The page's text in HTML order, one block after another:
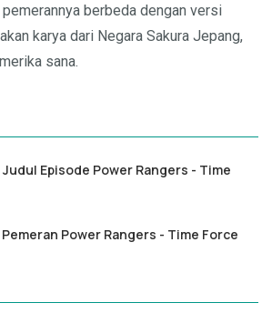
berbeda dengan versi
karya dari Negara Sakura Jepang,
sana.
Episode Power Rangers - Time
Power Rangers - Time Force